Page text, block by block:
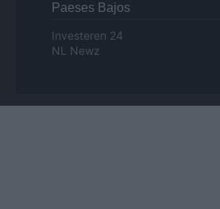
Paeses Bajos
Investeren 24
NL Newz